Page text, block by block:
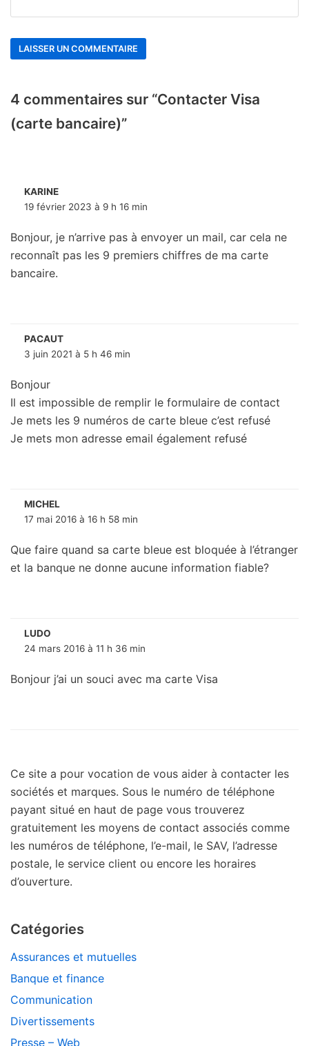
4 commentaires sur “Contacter Visa
(carte bancaire)”
KARINE
19 février 2023 à 9 h 16 min
Bonjour, je n’arrive pas à envoyer un mail, car cela ne
reconnaît pas les 9 premiers chiffres de ma carte
bancaire.
PACAUT
3 juin 2021 à 5 h 46 min
Bonjour
Il est impossible de remplir le formulaire de contact
Je mets les 9 numéros de carte bleue c’est refusé
Je mets mon adresse email également refusé
MICHEL
17 mai 2016 à 16 h 58 min
Que faire quand sa carte bleue est bloquée à l’étranger
et la banque ne donne aucune information fiable?
LUDO
24 mars 2016 à 11 h 36 min
Bonjour j’ai un souci avec ma carte Visa
Ce site a pour vocation de vous aider à contacter les
sociétés et marques. Sous le numéro de téléphone
payant situé en haut de page vous trouverez
gratuitement les moyens de contact associés comme
les numéros de téléphone, l’e-mail, le SAV, l’adresse
postale, le service client ou encore les horaires
d’ouverture.
Catégories
Assurances et mutuelles
Banque et finance
Communication
Divertissements
Presse – Web